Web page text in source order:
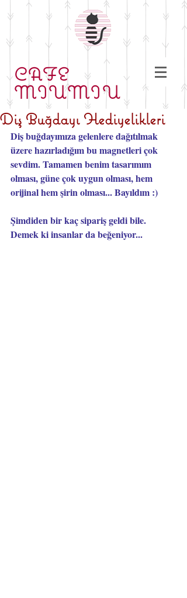
CAFE
MIUMIU
Diş Buğdayı Hediyelikleri
Diş buğdayımıza gelenlere dağıtılmak
üzere hazırladığım bu magnetleri çok
sevdim. Tamamen benim tasarımım
olması, güne çok uygun olması, hem
orijinal hem şirin olması... Bayıldım :)
Şimdiden bir kaç sipariş geldi bile.
Demek ki insanlar da beğeniyor...